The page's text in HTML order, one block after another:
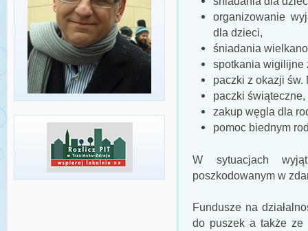
organizowanie
dla dzieci,
śniadania
spotkania wigilijne
paczki z okazji św.
paczki świąteczne,
zakup węgla dla
pomoc biednym
W sytuacjach
poszkodowanym w
Fundusze na
do puszek a także ze